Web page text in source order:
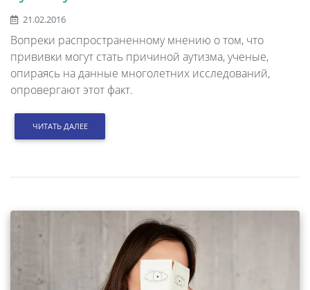
21.02.2016
Вопреки распространенному мнению о том, что
прививки могут стать причиной аутизма, ученые,
опираясь на данные многолетних исследований,
опровергают этот факт.
ЧИТАТЬ ДАЛЕЕ